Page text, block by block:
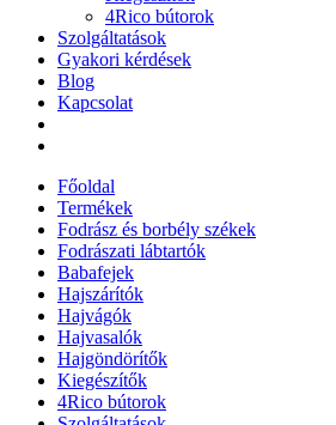
4Rico bútorok
Szolgáltatások
Gyakori kérdések
Blog
Kapcsolat
Főoldal
Termékek
Fodrász és borbély székek
Fodrászati lábtartók
Babafejek
Hajszárítók
Hajvágók
Hajvasalók
Hajgöndörítők
Kiegészítők
4Rico bútorok